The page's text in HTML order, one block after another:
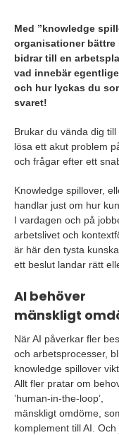
sämre beslut,
när erfarenhet
Genom
trygghet och
erfarenhet,
Med ”knowledge
organisationer bättre
bidrar till en
vad innebär
och hur lyckas du
svaret!
Brukar du vända dig
lösa ett akut problem
och frågar efter ett
Knowledge spillover,
handlar just om hur
I vardagen och på
arbetslivet och
är här den tysta
ett beslut landar rätt
AI behöver
mänskligt
När AI påverkar fler
och arbetsprocesser,
knowledge spillover
Allt fler pratar om
’human-in-the-loop’,
mänskligt omdöme,
komplement till AI.